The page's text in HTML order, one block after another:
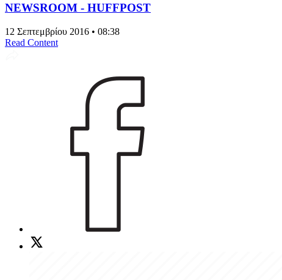
NEWSROOM - HUFFPOST
12 Σεπτεμβρίου 2016 • 08:38
Read Content